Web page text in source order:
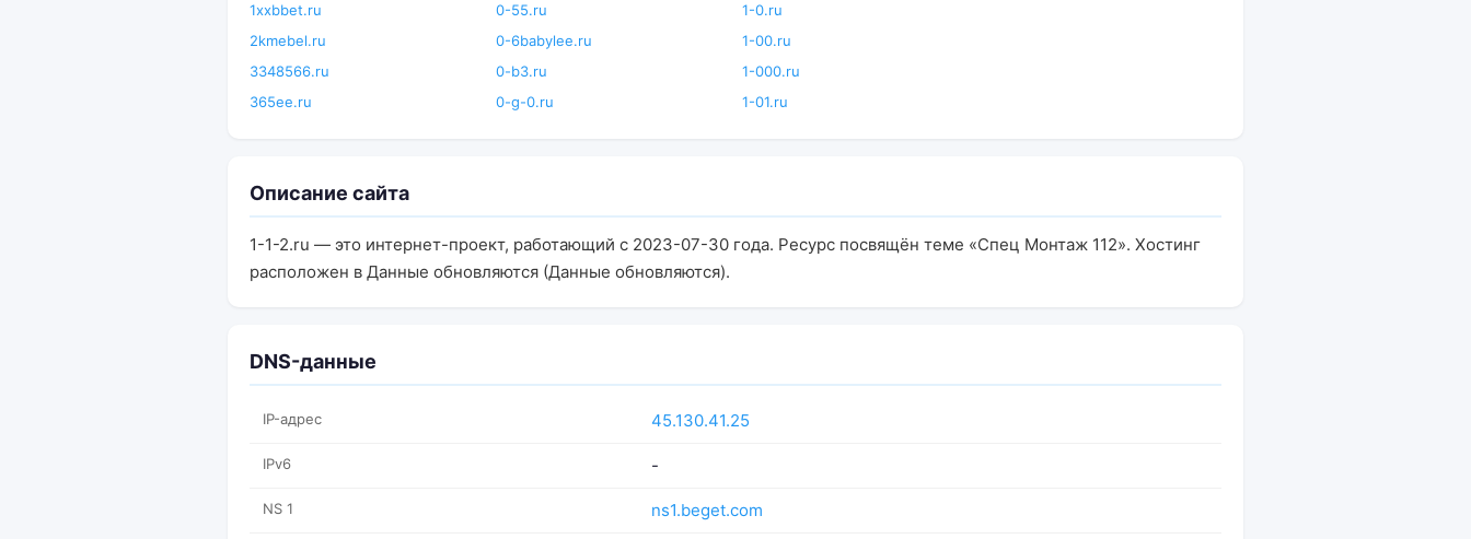
1xxbbet.ru
2kmebel.ru
3348566.ru
365ee.ru
0-55.ru
0-6babylee.ru
0-b3.ru
0-g-0.ru
1-0.ru
1-00.ru
1-000.ru
1-01.ru
Описание сайта
1-1-2.ru — это интернет-проект, работающий с 2023-07-30 года. Ресурс посвящён теме «Спец Монтаж 112». Хостинг
расположен в Данные обновляются (Данные обновляются).
DNS-данные
IP-адрес 45.130.41.25
IPv6 -
NS 1 ns1.beget.com